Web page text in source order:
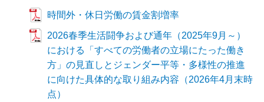
時間外・休日労働の賃金割増率
2026春季生活闘争および通年（2025年9月～）
における「すべての労働者の立場にたった働き
方」の見直しとジェンダー平等・多様性の推進
に向けた具体的な取り組み内容（2026年4月末時
点）